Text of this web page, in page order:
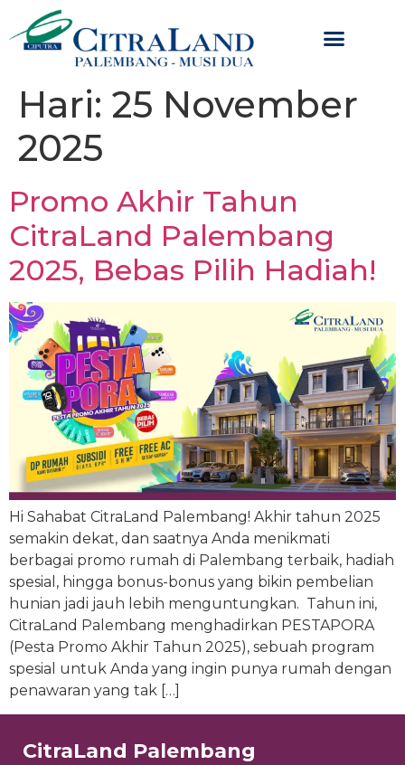
Hari: 25 November
2025
Promo Akhir Tahun
CitraLand Palembang
2025, Bebas Pilih Hadiah!
Hi Sahabat CitraLand Palembang! Akhir tahun 2025
semakin dekat, dan saatnya Anda menikmati
berbagai promo rumah di Palembang terbaik, hadiah
spesial, hingga bonus-bonus yang bikin pembelian
hunian jadi jauh lebih menguntungkan. Tahun ini,
CitraLand Palembang menghadirkan PESTAPORA
(Pesta Promo Akhir Tahun 2025), sebuah program
spesial untuk Anda yang ingin punya rumah dengan
penawaran yang tak […]
CitraLand Palembang